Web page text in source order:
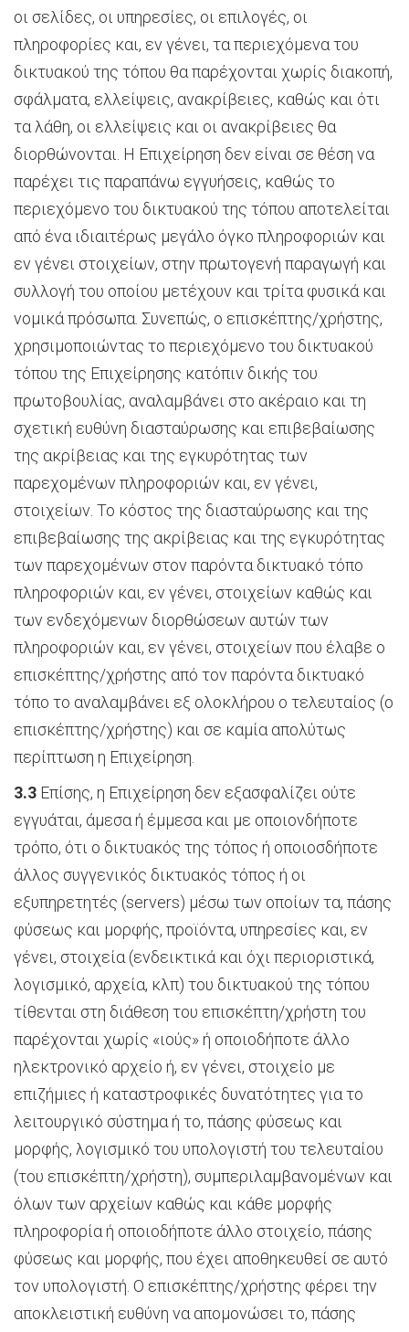
οι σελίδες, οι υπηρεσίες, οι επιλογές, οι
πληροφορίες και, εν γένει, τα περιεχόμενα του
δικτυακού της τόπου θα παρέχονται χωρίς διακοπή,
σφάλματα, ελλείψεις, ανακρίβειες, καθώς και ότι
τα λάθη, οι ελλείψεις και οι ανακρίβειες θα
διορθώνονται. Η Επιχείρηση δεν είναι σε θέση να
παρέχει τις παραπάνω εγγυήσεις, καθώς το
περιεχόμενο του δικτυακού της τόπου αποτελείται
από ένα ιδιαιτέρως μεγάλο όγκο πληροφοριών και
εν γένει στοιχείων, στην πρωτογενή παραγωγή και
συλλογή του οποίου μετέχουν και τρίτα φυσικά και
νομικά πρόσωπα. Συνεπώς, ο επισκέπτης/χρήστης,
χρησιμοποιώντας το περιεχόμενο του δικτυακού
τόπου της Επιχείρησης κατόπιν δικής του
πρωτοβουλίας, αναλαμβάνει στο ακέραιο και τη
σχετική ευθύνη διασταύρωσης και επιβεβαίωσης
της ακρίβειας και της εγκυρότητας των
παρεχομένων πληροφοριών και, εν γένει,
στοιχείων. Το κόστος της διασταύρωσης και της
επιβεβαίωσης της ακρίβειας και της εγκυρότητας
των παρεχομένων στον παρόντα δικτυακό τόπο
πληροφοριών και, εν γένει, στοιχείων καθώς και
των ενδεχόμενων διορθώσεων αυτών των
πληροφοριών και, εν γένει, στοιχείων που έλαβε ο
επισκέπτης/χρήστης από τον παρόντα δικτυακό
τόπο το αναλαμβάνει εξ ολοκλήρου ο τελευταίος (ο
επισκέπτης/χρήστης) και σε καμία απολύτως
περίπτωση η Επιχείρηση.
3.3 Επίσης, η Επιχείρηση δεν εξασφαλίζει ούτε
εγγυάται, άμεσα ή έμμεσα και με οποιονδήποτε
τρόπο, ότι ο δικτυακός της τόπος ή οποιοσδήποτε
άλλος συγγενικός δικτυακός τόπος ή οι
εξυπηρετητές (servers) μέσω των οποίων τα, πάσης
φύσεως και μορφής, προϊόντα, υπηρεσίες και, εν
γένει, στοιχεία (ενδεικτικά και όχι περιοριστικά,
λογισμικό, αρχεία, κλπ) του δικτυακού της τόπου
τίθενται στη διάθεση του επισκέπτη/χρήστη του
παρέχονται χωρίς «ιούς» ή οποιοδήποτε άλλο
ηλεκτρονικό αρχείο ή, εν γένει, στοιχείο με
επιζήμιες ή καταστροφικές δυνατότητες για το
λειτουργικό σύστημα ή το, πάσης φύσεως και
μορφής, λογισμικό του υπολογιστή του τελευταίου
(του επισκέπτη/χρήστη), συμπεριλαμβανομένων και
όλων των αρχείων καθώς και κάθε μορφής
πληροφορία ή οποιοδήποτε άλλο στοιχείο, πάσης
φύσεως και μορφής, που έχει αποθηκευθεί σε αυτό
τον υπολογιστή. Ο επισκέπτης/χρήστης φέρει την
αποκλειστική ευθύνη να απομονώσει το, πάσης